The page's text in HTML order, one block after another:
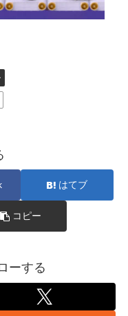
はてブ
コピー
ーする